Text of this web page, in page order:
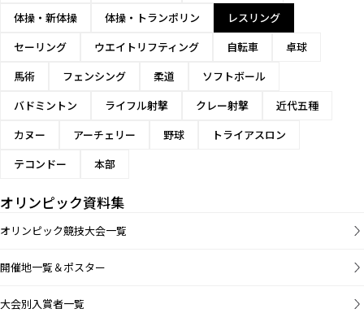
体操・新体操
体操・トランポリン
レスリング
セーリング
ウエイトリフティング 自転車
卓球
馬術
フェンシング 柔道
ソフトボール
バドミントン
ライフル射撃 クレー射撃
近代五種
カヌー
アーチェリー 野球
トライアスロン
テコンドー
本部
オリンピック資料集
オリンピック競技大会一覧
開催地一覧＆ポスター
大会別入賞者一覧